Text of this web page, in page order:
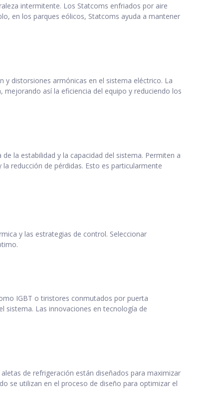
intermitente. Los Statcoms enfriados por aire
en los parques eólicos, Statcoms ayuda a mantener
y distorsiones armónicas en el sistema eléctrico. La
así la eficiencia del equipo y reduciendo los
la estabilidad y la capacidad del sistema. Permiten a
reducción de pérdidas. Esto es particularmente
y las estrategias de control. Seleccionar
IGBT o tiristores conmutados por puerta
sistema. Las innovaciones en tecnología de
de refrigeración están diseñados para maximizar
se utilizan en el proceso de diseño para optimizar el